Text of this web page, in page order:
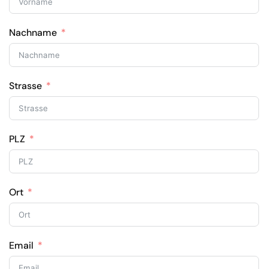
Nachname
Strasse
PLZ
Ort
Email